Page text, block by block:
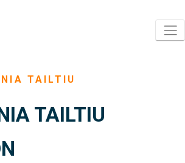
TAILTIU
TAILTIU